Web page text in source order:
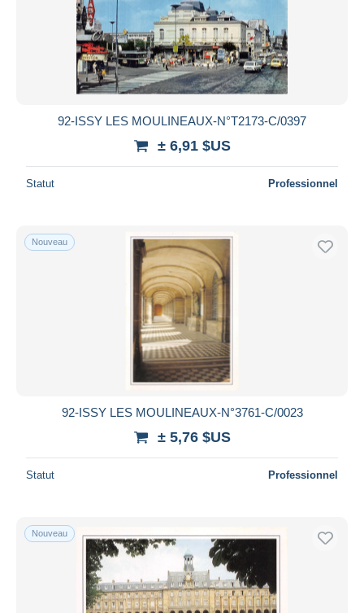
92-ISSY LES MOULINEAUX-N°T2173-C/0397
± 6,91 $US
Statut Professionnel
Nouveau
92-ISSY LES MOULINEAUX-N°3761-C/0023
± 5,76 $US
Statut Professionnel
Nouveau